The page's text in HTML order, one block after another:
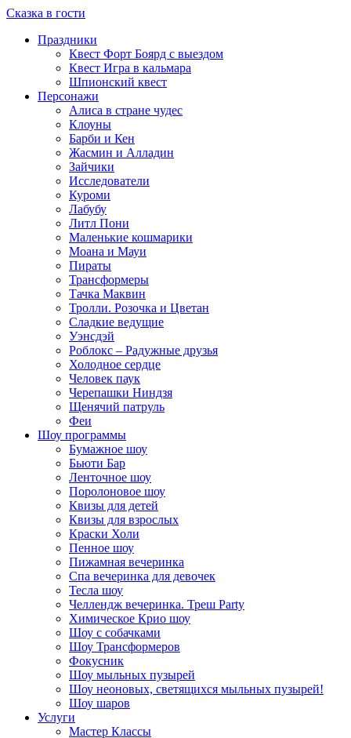
Сказка в гости
Праздники
Квест Форт Боярд с выездом
Квест Игра в кальмара
Шпионский квест
Персонажи
Алиса в стране чудес
Клоуны
Барби и Кен
Жасмин и Алладин
Зайчики
Исследователи
Куроми
Лабубу
Литл Пони
Маленькие кошмарики
Моана и Мауи
Пираты
Трансформеры
Тачка Маквин
Тролли. Розочка и Цветан
Сладкие ведущие
Уэнсдэй
Роблокс – Радужные друзья
Холодное сердце
Человек паук
Черепашки Ниндзя
Щенячий патруль
Феи
Шоу программы
Бумажное шоу
Бьюти Бар
Ленточное шоу
Поролоновое шоу
Квизы для детей
Квизы для взрослых
Краски Холи
Пенное шоу
Пижамная вечеринка
Спа вечеринка для девочек
Тесла шоу
Челлендж вечеринка. Треш Party
Химическое Крио шоу
Шоу с собачками
Шоу Трансформеров
Фокусник
Шоу мыльных пузырей
Шоу неоновых, светящихся мыльных пузырей!
Шоу шаров
Услуги
Мастер Классы